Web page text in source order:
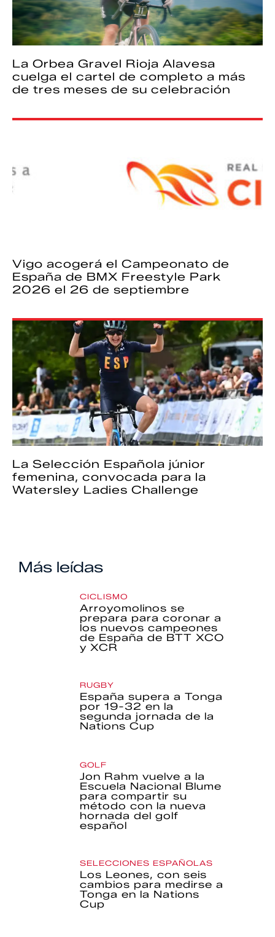
La Orbea Gravel Rioja Alavesa
cuelga el cartel de completo a más
de tres meses de su celebración
Vigo acogerá el Campeonato de
España de BMX Freestyle Park
2026 el 26 de septiembre
La Selección Española júnior
femenina, convocada para la
Watersley Ladies Challenge
Más leídas
CICLISMO
Arroyomolinos se
prepara para coronar a
los nuevos campeones
de España de BTT XCO
y XCR
RUGBY
España supera a Tonga
por 19-32 en la
segunda jornada de la
Nations Cup
GOLF
Jon Rahm vuelve a la
Escuela Nacional Blume
para compartir su
método con la nueva
hornada del golf
español
SELECCIONES ESPAÑOLAS
Los Leones, con seis
cambios para medirse a
Tonga en la Nations
Cup